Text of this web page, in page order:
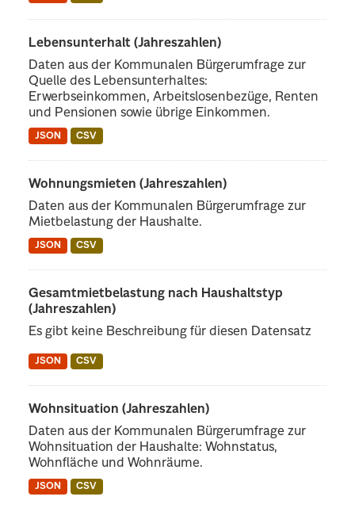
Lebensunterhalt (Jahreszahlen)
Daten aus der Kommunalen Bürgerumfrage zur
Quelle des Lebensunterhaltes:
Erwerbseinkommen, Arbeitslosenbezüge, Renten
und Pensionen sowie übrige Einkommen.
JSON CSV
Wohnungsmieten (Jahreszahlen)
Daten aus der Kommunalen Bürgerumfrage zur
Mietbelastung der Haushalte.
JSON CSV
Gesamtmietbelastung nach Haushaltstyp
(Jahreszahlen)
Es gibt keine Beschreibung für diesen Datensatz
JSON CSV
Wohnsituation (Jahreszahlen)
Daten aus der Kommunalen Bürgerumfrage zur
Wohnsituation der Haushalte: Wohnstatus,
Wohnfläche und Wohnräume.
JSON CSV